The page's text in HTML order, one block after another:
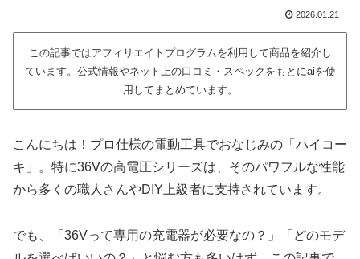
2026.01.21
この記事ではアフィリエイトプログラムを利用して商品を紹介し
ています。公式情報やネット上の口コミ・スペックをもとにaiを使
用してまとめています。
こんにちは！プロ仕様の電動工具でおなじみの「ハイコー
キ」。特に36Vの高電圧シリーズは、そのパワフルな性能
から多くの職人さんやDIY上級者に支持されています。
でも、「36Vって専用の充電器が必要なの？」「どのモデ